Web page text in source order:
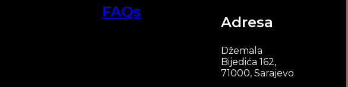
FAQs
Adresa
Džemala
Bijedića 162,
71000, Sarajevo